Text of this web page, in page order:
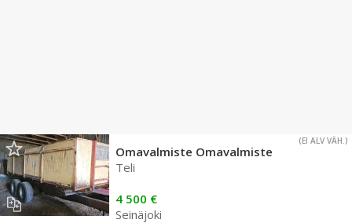
(EI ALV VÄH.)
Omavalmiste Omavalmiste
Teli
4 500 €
Seinäjoki